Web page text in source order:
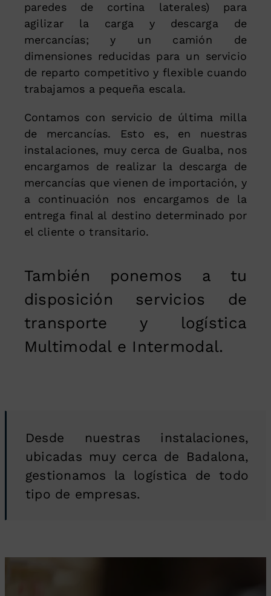
paredes de cortina laterales) para
agilizar la carga y descarga de
mercancías; y un camión de
dimensiones reducidas para un servicio
de reparto competitivo y flexible cuando
trabajamos a pequeña escala.
Contamos con servicio de última milla
de mercancías. Esto es, en nuestras
instalaciones, muy cerca de Gualba, nos
encargamos de realizar la descarga de
mercancías que vienen de importación, y
a continuación nos encargamos de la
entrega final al destino determinado por
el cliente o transitario.
También ponemos a tu
disposición servicios de
transporte y logística
Multimodal e Intermodal.
Desde nuestras instalaciones,
ubicadas muy cerca de Badalona,
gestionamos la logística de todo
tipo de empresas.